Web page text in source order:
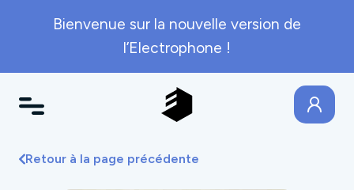
Bienvenue sur la nouvelle version de
l’Electrophone !
Retour à la page précédente